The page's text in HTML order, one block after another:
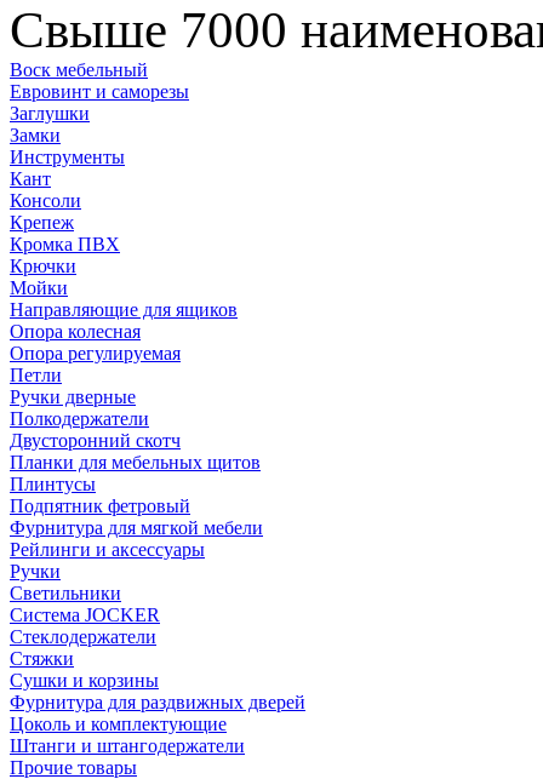
Свыше 7000
Воск мебельный
Евровинт и саморезы
Заглушки
Замки
Инструменты
Кант
Консоли
Крепеж
Кромка ПВХ
Крючки
Мойки
Направляющие для ящиков
Опора колесная
Опора регулируемая
Петли
Ручки дверные
Полкодержатели
Двусторонний скотч
Планки для мебельных щитов
Плинтусы
Подпятник фетровый
Фурнитура для мягкой мебели
Рейлинги и аксессуары
Ручки
Светильники
Система JOCKER
Стеклодержатели
Стяжки
Сушки и корзины
Фурнитура для раздвижных дверей
Цоколь и комплектующие
Штанги и штангодержатели
Прочие товары